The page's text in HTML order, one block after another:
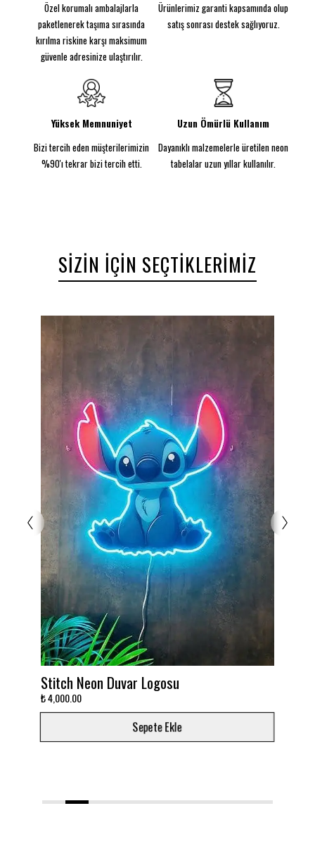
Özellikler
Esnek ve dayanıklı silikon malzeme
Metre ile satış (1 metre ve katları şeklinde sipariş
verilebilir)
İç ve dış mekâna uygun yapı
Kullanım Kılavuzu
İhtiyacınız olan uzunluğu belirleyin ve metre olarak
Şeritleri uygulayacağınız yüzeyi temizleyin ve kuru
olduğundan emin olun.
12V adaptör dışında doğrudan priz veya farklı voltaj
kaynaklarına bağlamayın.
Montaj sırasında enerjiyi kesin.
Kendi tasarımını oluşturmak, özel tabela yapmak
veya mekânına görsel bir dokunuş katmak için
Neonbir kalitesindeki Neon LED her zaman
yanınızda!
Özel korumalı ambalajlarla
paketlenerek taşıma sırasında
kırılma riskine karşı maksimum
güvenle adresinize ulaştırılır.
Ürünlerimiz garanti kapsamında olup
satış sonrası destek sağlıyoruz.
Yüksek Memnuniyet
Bizi tercih eden müşterilerimizin
%90'ı tekrar bizi tercih etti.
Uzun Ömürlü Kullanım
Dayanıklı malzemelerle üretilen neon
tabelalar uzun yıllar kullanılır.
SIZIN İÇIN SEÇTIKLERIMIZ
Duvar Logosu
1 2 3 4 5 6 7 8 9 10